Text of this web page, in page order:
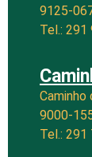
9125-
Tel.: 291
Caminho
9000-
Tel.: